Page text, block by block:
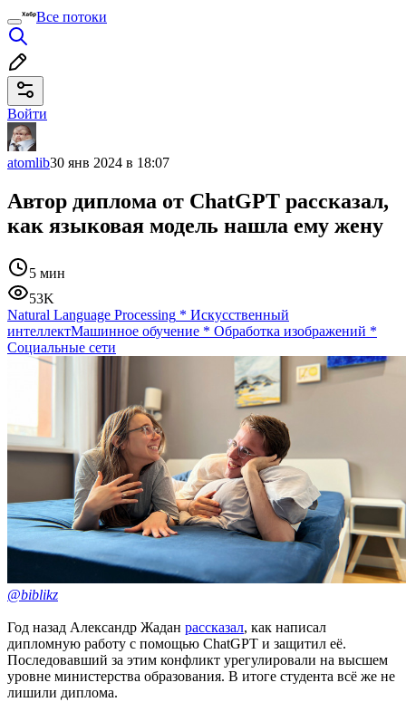
Все потоки
Войти
atomlib30 янв 2024 в 18:07
Автор диплома от ChatGPT рассказал,
как языковая модель нашла ему жену
5 мин
53K
Natural Language Processing * Искусственный
интеллектМашинное обучение * Обработка изображений *
Социальные сети
@biblikz
Год назад Александр Жадан рассказал, как написал
дипломную работу с помощью ChatGPT и защитил её.
Последовавший за этим конфликт урегулировали на высшем
уровне министерства образования. В итоге студента всё же не
лишили диплома.